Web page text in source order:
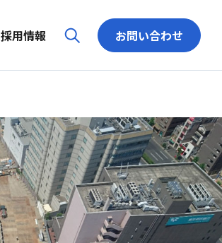
採用情報 お問い合わせ